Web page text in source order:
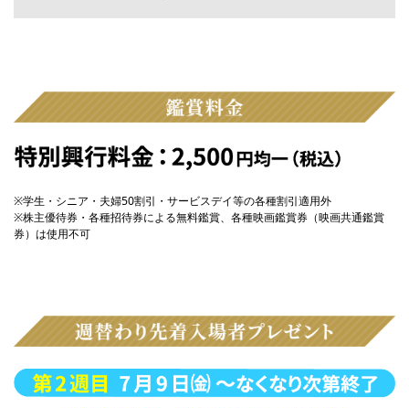
※学生・シニア・夫婦50割引・サービスデイ等の各種割引適用外
※株主優待券・各種招待券による無料鑑賞、各種映画鑑賞券（映画共通鑑賞
券）は使用不可